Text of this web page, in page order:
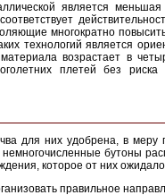
является меньшая
многократно
технологий является
возрастает в
плетей без
для них удобрена, в меру
бутоны
которое от них
правильное